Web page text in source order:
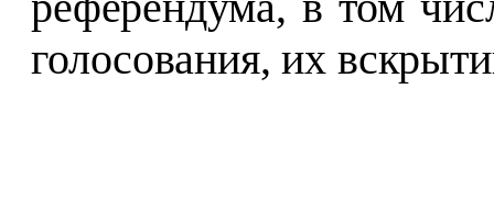
голосования, их